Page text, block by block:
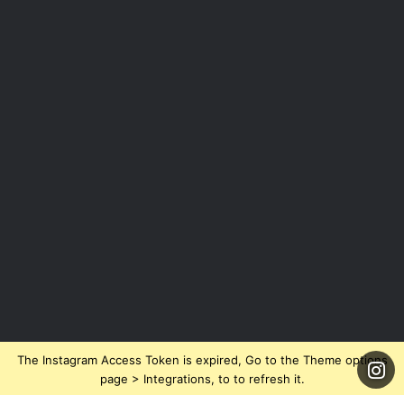
The Instagram Access Token is expired, Go to the Theme options
page > Integrations, to to refresh it.